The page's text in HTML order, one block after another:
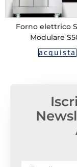
Forno elettrico
Modulare
acquista